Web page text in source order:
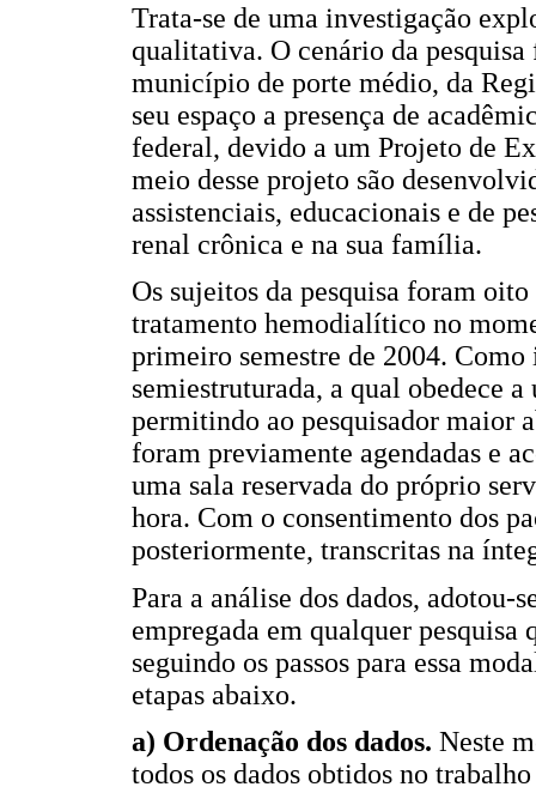
Trata-se de uma investigação
qualitativa. O cenário da
município de porte médio, da
seu espaço a presença de
federal, devido a um Projeto de
meio desse projeto são
assistenciais, educacionais e de
renal crônica e na sua família.
Os sujeitos da pesquisa foram
tratamento hemodialítico no
primeiro semestre de 2004.
semiestruturada, a qual obedece
permitindo ao pesquisador maior
foram previamente agendadas e
uma sala reservada do próprio
hora. Com o consentimento dos
posteriormente, transcritas na
Para a análise dos dados, adotou-
empregada em qualquer
seguindo os passos para essa
etapas abaixo.
a) Ordenação dos dados. Neste
todos os dados obtidos no